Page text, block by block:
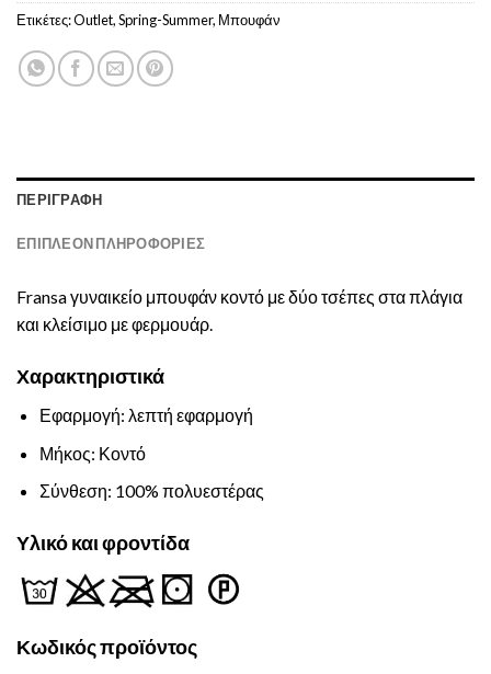
Ετικέτες:Outlet,Spring-Summer, Μπουφάν
ΠΕΡΙΓΡΑΦΉ
ΕΠΙΠΛΈΟΝ ΠΛΗΡΟΦΟΡΊΕΣ
Fransa γυναικείο μπουφάν κοντό με δύο τσέπες στα πλάγια
και κλείσιμο με φερμουάρ.
Χαρακτηριστικά
Εφαρμογή: λεπτή εφαρμογή
Μήκος: Κοντό
Σύνθεση: 100% πολυεστέρας
Υλικό και φροντίδα
Κωδικόςπροϊόντος